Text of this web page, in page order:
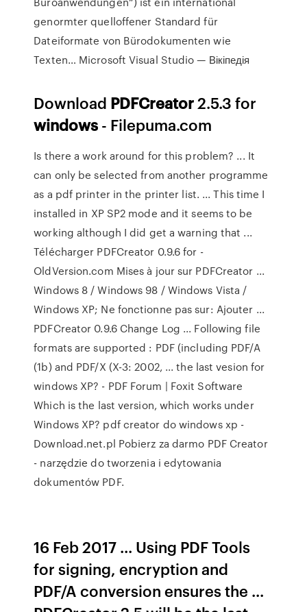
genormter quelloffener Standard für
Dateiformate von Bürodokumenten wie
Texten… Microsoft Visual Studio — Вікіпедія
Download PDFCreator2.5.3 for
windows - Filepuma.com
Is there a work around for this problem? ... It
can only be selected from another programme
as a pdf printer in the printer list. ... This time I
installed in XP SP2 mode and it seems to be
working although I did get a warning that ...
Télécharger PDFCreator 0.9.6 for -
OldVersion.com Mises à jour sur PDFCreator ...
Windows 8 / Windows 98 / Windows Vista /
Windows XP; Ne fonctionne pas sur: Ajouter ...
PDFCreator 0.9.6 Change Log ... Following file
formats are supported : PDF (including PDF/A
(1b) and PDF/X (X-3: 2002, ... the last vesion for
windows XP? - PDF Forum | Foxit Software
Which is the last version, which works under
Windows XP? pdf creator do windows xp -
Download.net.pl Pobierz za darmo PDF Creator
- narzędzie do tworzenia i edytowania
dokumentów PDF.
16 Feb 2017 ... Using PDF Tools
for signing, encryption and
PDF/A conversion ensures the ...